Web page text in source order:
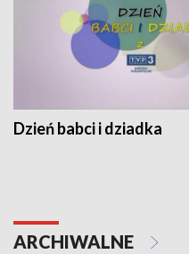
Dzień babci i dziadka
ARCHIWALNE